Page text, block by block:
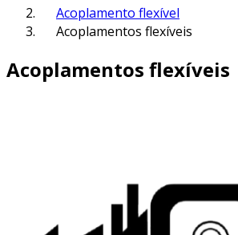
Acoplamento flexível
Acoplamentos flexíveis
Acoplamentos flexíveis